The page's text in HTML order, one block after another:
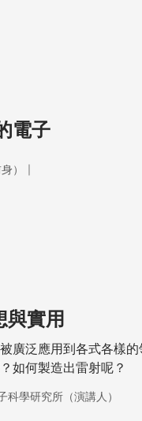
電子
） ｜
實用
廣泛應用到各式各樣
如何製造出雷射呢？
科學研究所（演講人）